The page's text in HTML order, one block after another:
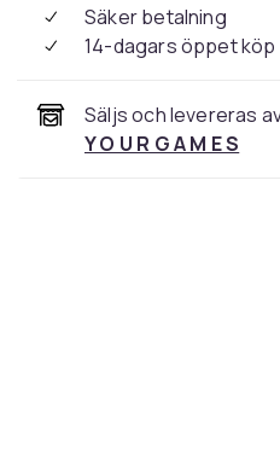
Säker betalning
14-dagars öppet köp
Säljs och levereras
Y O U R G A M E S